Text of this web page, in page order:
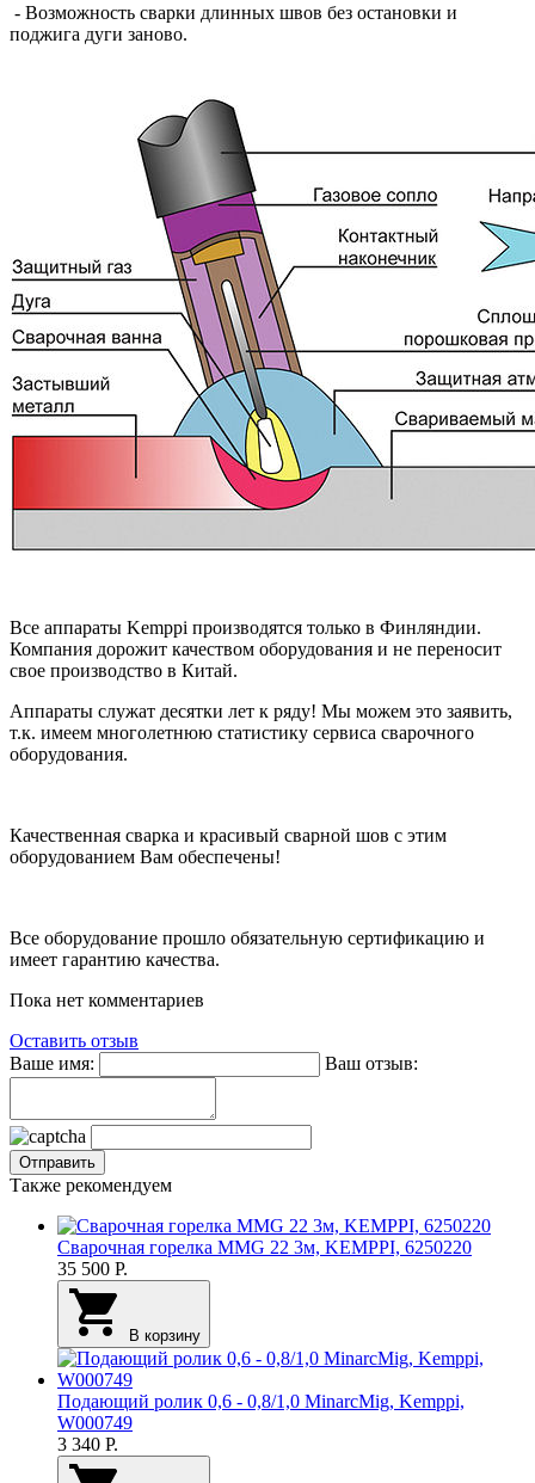
- Возможность сварки длинных швов без остановки и
поджига дуги заново.
Все аппараты Kemppi производятся только в Финляндии.
Компания дорожит качеством оборудования и не переносит
свое производство в Китай.
Аппараты служат десятки лет к ряду! Мы можем это заявить,
т.к. имеем многолетнюю статистику сервиса сварочного
оборудования.
Качественная сварка и красивый сварной шов с этим
оборудованием Вам обеспечены!
Все оборудование прошло обязательную сертификацию и
имеет гарантию качества.
Пока нет комментариев
Оставить отзыв
Ваше имя:
Ваш отзыв:
Также рекомендуем
Сварочная горелка MMG 22 3м, KEMPPI, 6250220
35 500 Р.
В корзину
Подающий ролик 0,6 - 0,8/1,0 MinarcMig, Kemppi,
W000749
3 340 Р.